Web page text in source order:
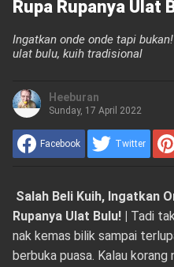
Rupa Rupanya Ulat
Ingatkan onde onde tapi
ulat bulu, kuih tradisional
Heeburan
Sunday, 17 April 2022
Facebook Twitter
Salah Beli Kuih, Ingatkan
Rupanya Ulat Bulu! | Tadi
nak kemas bilik sampai
berbuka puasa. Kalau korang